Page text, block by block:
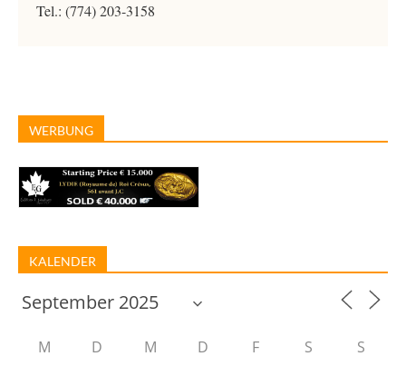
Tel.: (774) 203-3158
WERBUNG
KALENDER
M D M D F S S